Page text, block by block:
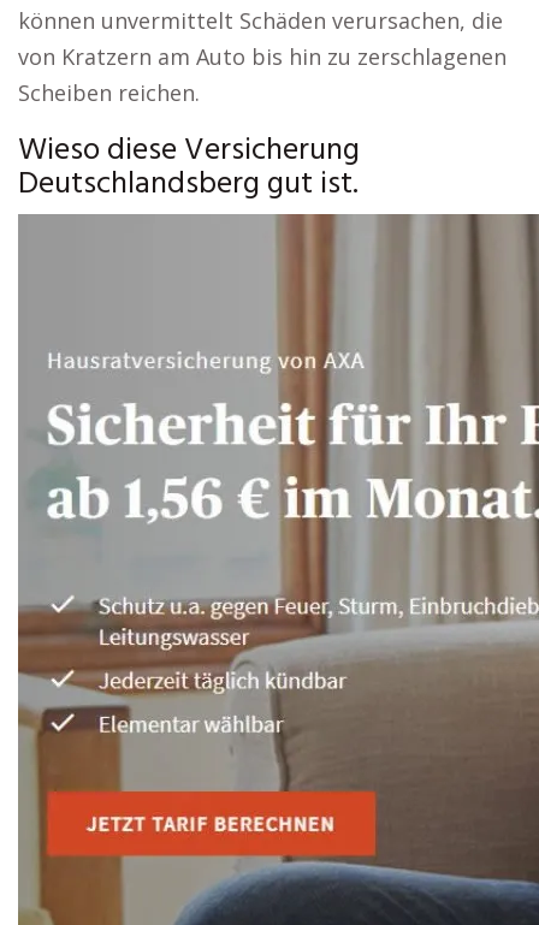
können unvermittelt Schäden verursachen, die
von Kratzern am Auto bis hin zu zerschlagenen
Scheiben reichen.
Wieso diese Versicherung
Deutschlandsberg gut ist.